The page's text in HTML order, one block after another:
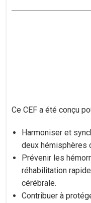
Ce CEF a été conçu
Harmoniser et
deux hémisphères
Prévenir les
réhabilitation
cérébrale.
Contribuer à